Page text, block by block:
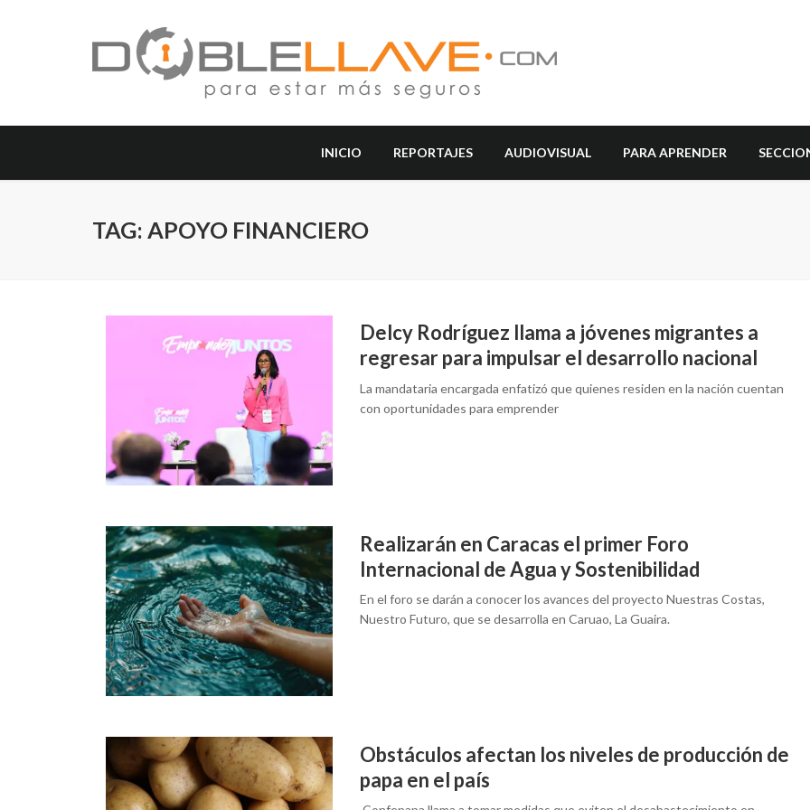
INICIO REPORTAJES AUDIOVISUAL PARA APRENDER
TAG: APOYO FINANCIERO
Delcy Rodríguez llama a jóvenes migrantes a
regresar para impulsar el desarrollo nacional
La mandataria encargada enfatizó que quienes residen en la nación cuentan
con oportunidades para emprender
Realizarán en Caracas el primer Foro
Internacional de Agua y Sostenibilidad
En el foro se darán a conocer los avances del proyecto Nuestras Costas,
Nuestro Futuro, que se desarrolla en Caruao, La Guaira.
Obstáculos afectan los niveles de producción de
papa en el país